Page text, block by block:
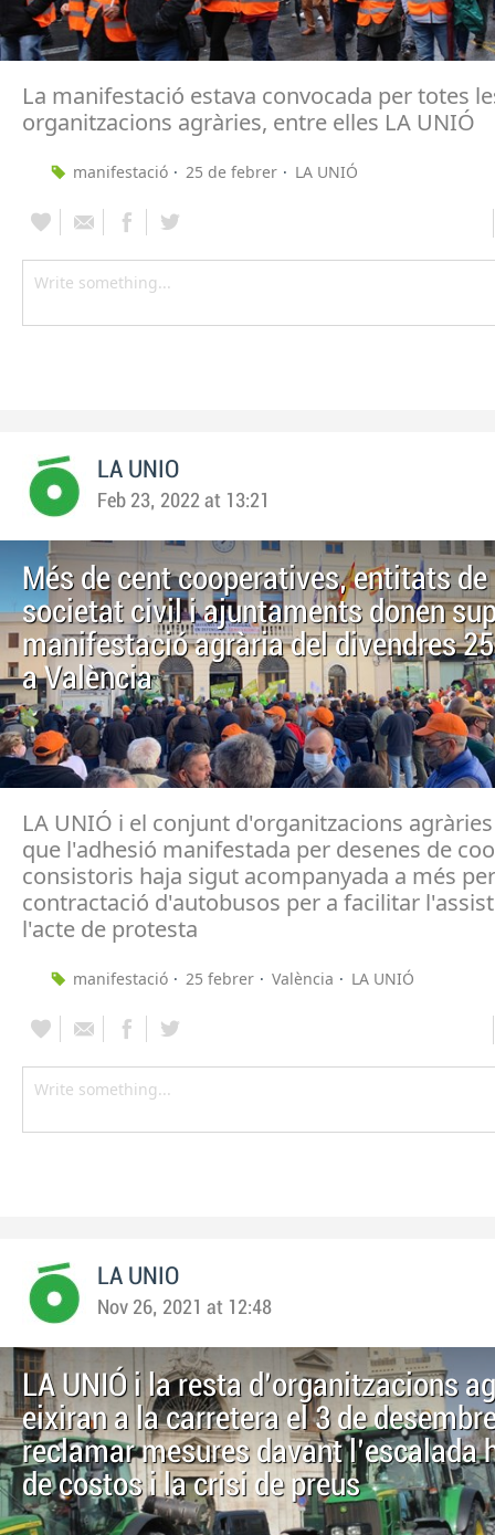
La manifestació estava convocada per totes
organitzacions agràries, entre elles LA UNIÓ
manifestació 25 de febrer LA UNIÓ
LA UNIO
Feb 23, 2022 at 13:21
Més de cent cooperatives, entitats de
societat civil i ajuntaments donen
manifestació agrària del divendres
a València
LA UNIÓ i el conjunt d'organitzacions
que l'adhesió manifestada per desenes de
consistoris haja sigut acompanyada a més
contractació d'autobusos per a facilitar
l'acte de protesta
manifestació 25 febrer València LA UNIÓ
LA UNIO
Nov 26, 2021 at 12:48
LA UNIÓ i la resta d'organitzacions
eixiran a la carretera el 3 de
reclamar mesures davant l'escalada
de costos i la crisi de preus